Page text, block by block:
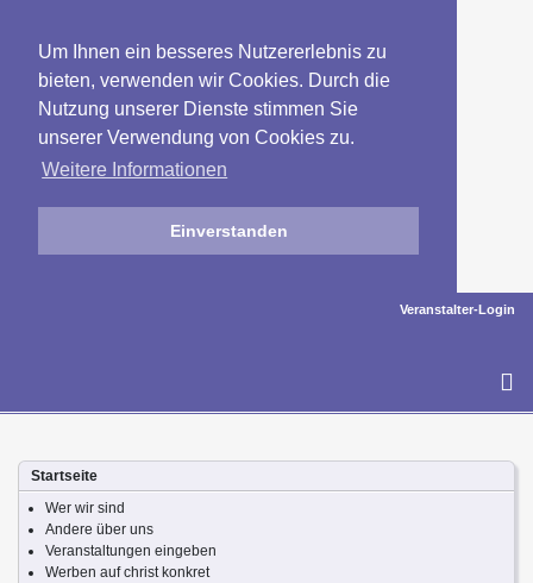
Um Ihnen ein besseres Nutzererlebnis zu
bieten, verwenden wir Cookies. Durch die
Nutzung unserer Dienste stimmen Sie
unserer Verwendung von Cookies zu.
Weitere Informationen
Einverstanden
Veranstalter-Login
Startseite
Wer wir sind
Andere über uns
Veranstaltungen eingeben
Werben auf christ konkret